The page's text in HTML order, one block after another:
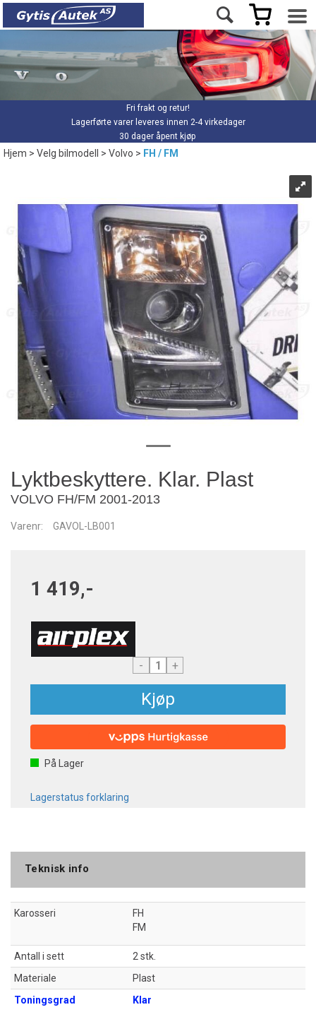
Fri frakt og retur!
Lagerførte varer leveres innen 2-4 virkedager
30 dager åpent kjøp
Hjem>Velg bilmodell >Volvo> FH / FM
Lyktbeskyttere. Klar. Plast
VOLVO FH/FM 2001-2013
Varenr: GAVOL-LB001
1 419,-
- +
Kjøp
På Lager
Lagerstatus forklaring
Teknisk info
Karosseri
FH
FM
Antall i sett
2 stk.
Materiale
Plast
Toningsgrad
Klar